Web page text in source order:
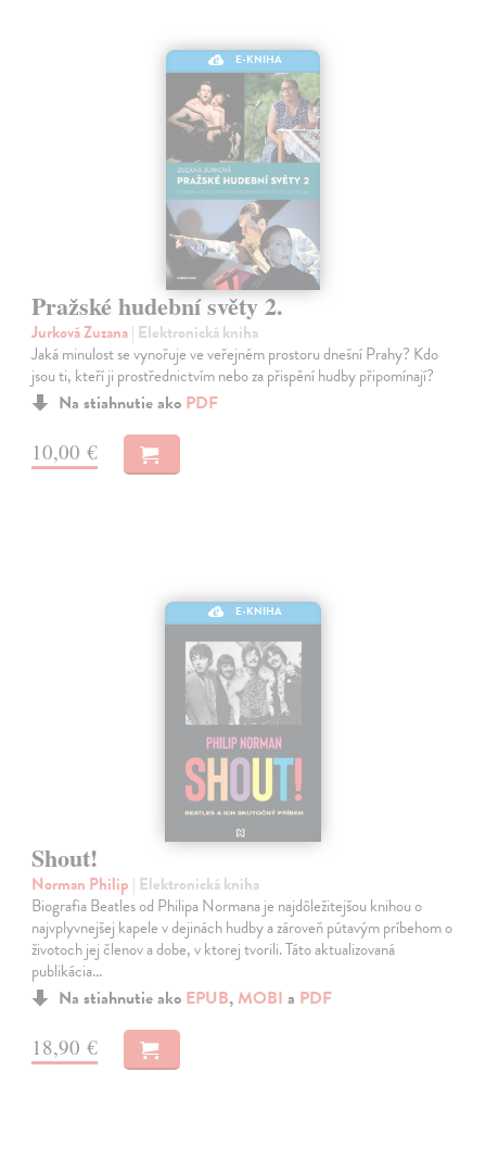
E-KNIHA
Pražské hudební světy 2.
Jurková Zuzana| Elektronická kniha
Jaká minulost se vynořuje ve veřejném prostoru dnešní Prahy? Kdo
jsou ti, kteří ji prostřednictvím nebo za přispění hudby připomínají?
Na stiahnutie ako PDF
10,00 €
E-KNIHA
Shout!
Norman Philip | Elektronická kniha
Biografia Beatles od Philipa Normana je najdôležitejšou knihou o
najvplyvnejšej kapele v dejinách hudby a zároveň pútavým príbehom o
životoch jej členov a dobe, v ktorej tvorili. Táto aktualizovaná
publikácia…
Na stiahnutie ako EPUB, MOBI a PDF
18,90 €